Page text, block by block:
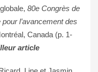
80e Congrès de
l’avancement des
Canada (p. 1-
article